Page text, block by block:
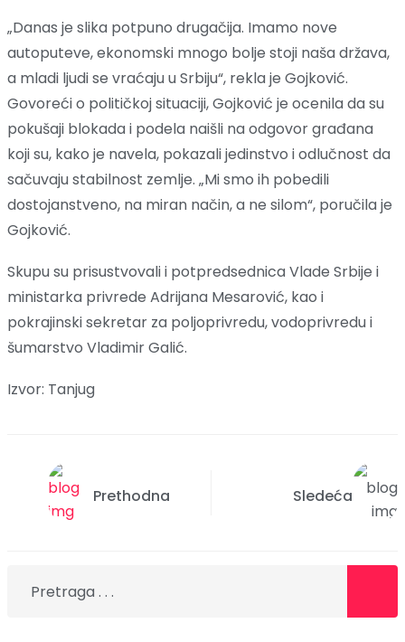
„Danas je slika potpuno drugačija. Imamo nove
autoputeve, ekonomski mnogo bolje stoji naša država,
a mladi ljudi se vraćaju u Srbiju“, rekla je Gojković.
Govoreći o političkoj situaciji, Gojković je ocenila da su
pokušaji blokada i podela naišli na odgovor građana
koji su, kako je navela, pokazali jedinstvo i odlučnost da
sačuvaju stabilnost zemlje. „Mi smo ih pobedili
dostojanstveno, na miran način, a ne silom“, poručila je
Gojković.
Skupu su prisustvovali i potpredsednica Vlade Srbije i
ministarka privrede Adrijana Mesarović, kao i
pokrajinski sekretar za poljoprivredu, vodoprivredu i
šumarstvo Vladimir Galić.
Izvor: Tanjug
Prethodna Sledeća